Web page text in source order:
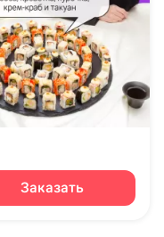
Заказать